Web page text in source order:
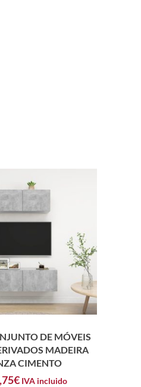
DE MÓVEIS
MADEIRA
CIMENTO
€ IVA incluido